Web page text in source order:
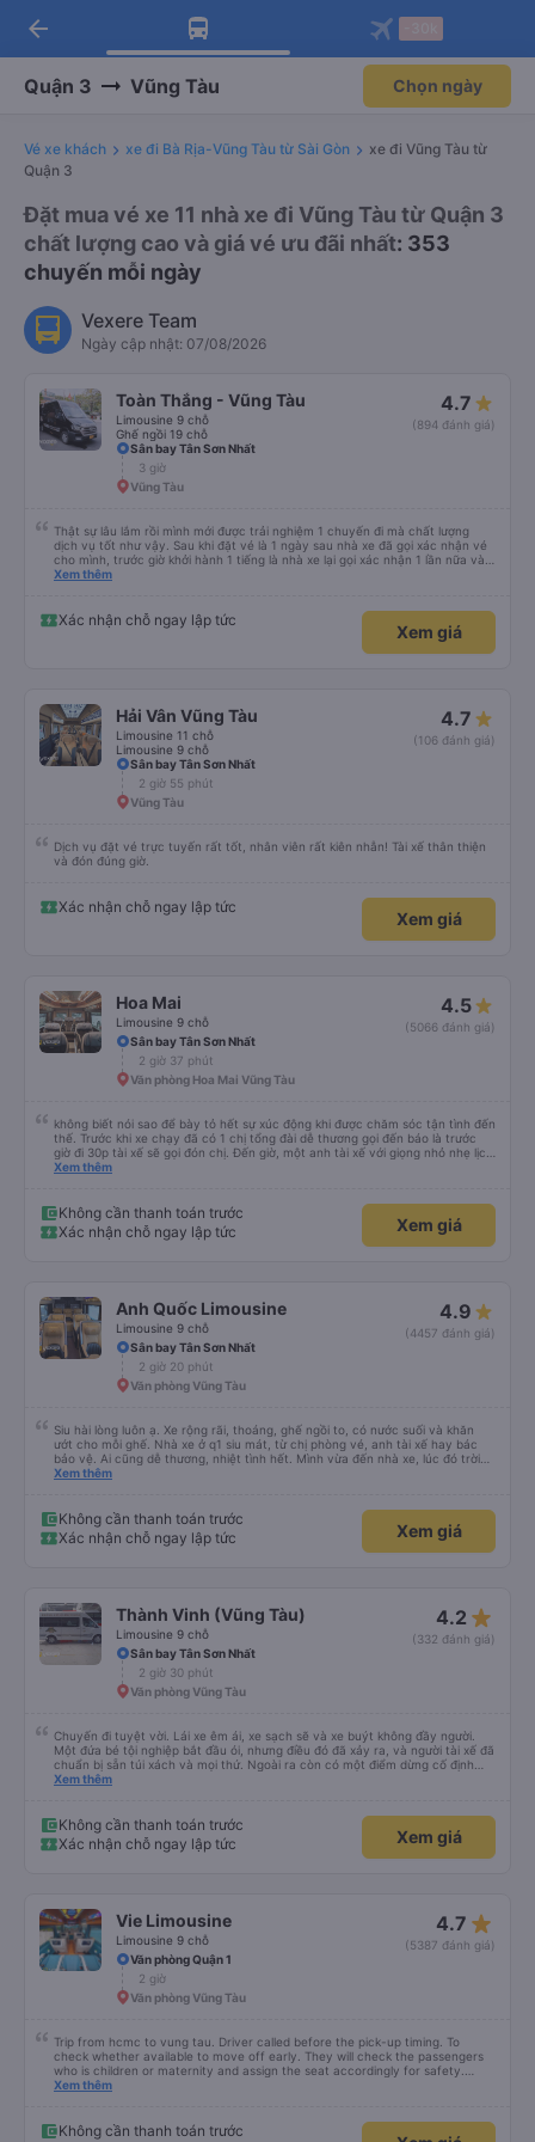
Tải app Vexere ngay!
Nhận ưu đãi thành viên độc
Mở app
Tải app Vexere
-30k/ghế khi đặt vé máy bay qua
Mở app
arrow_back
Quận 3 Vũng Tàu Chọn ngày
Vé xe khách xe đi Bà Rịa-Vũng Tàu từ Sài Gòn
xe đi Vũng Tàu từ
Quận 3
Đặt mua vé xe 11 nhà xe đi Vũng Tàu từ Quận 3
chất lượng cao và giá vé ưu đãi nhất: 353
chuyến mỗi ngày
Vexere Team
Ngày cập nhật: 07/08/2026
Toàn Thắng - Vũng Tàu
Limousine 9 chỗ
Ghế ngồi 19 chỗ
4.7
(894 đánh giá)
Sân bay Tân Sơn Nhất
3 giờ
Vũng Tàu
Thật sự lâu lắm rồi mình mới được trải nghiệm 1 chuyến đi mà chất lượng
dịch vụ tốt như vậy. Sau khi đặt vé là 1 ngày sau nhà xe đã gọi xác nhận vé
cho mình, trước giờ khởi hành 1 tiếng là nhà xe lại gọi xác nhận 1 lần nữa và
cung cấp số đt của bác tài và số xe. Dịch vụ tốt, xe sạch sẽ và bác tài chạy
Xem thêm
Xác nhận chỗ ngay lập tức
Xem giá
Hải Vân Vũng Tàu
Limousine 11 chỗ
Limousine 9 chỗ
4.7
(106 đánh giá)
Sân bay Tân Sơn Nhất
2 giờ 55 phút
Vũng Tàu
Dịch vụ đặt vé trực tuyến rất tốt, nhân viên rất kiên nhẫn! Tài xế thân thiện
và đón đúng giờ.
Xác nhận chỗ ngay lập tức
Xem giá
Hoa Mai
Limousine 9 chỗ
4.5
(5066 đánh giá)
Sân bay Tân Sơn Nhất
2 giờ 37 phút
Văn phòng Hoa Mai Vũng Tàu
không biết nói sao để bày tỏ hết sự xúc động khi được chăm sóc tận tình đến
thế. Trước khi xe chạy đã có 1 chị tổng đài dễ thương gọi đến báo là trước
giờ đi 30p tài xế sẽ gọi đón chị. Đến giờ, một anh tài xế với giọng nhỏ nhẹ lịch
sử hỏi: chị ở chỗ nào e đến đón. Tuy đường hơi đông nhưng anh tài xế vẫn
cũng với cái giọng nhỏ nhẹ đó đón khách, không như các xe khác mình từng
đi. Thiệc là ưng hết sức. Nhất định sẽ đi lại lần sau
Xem thêm
Không cần thanh toán trước
Xác nhận chỗ ngay lập tức
Xem giá
Anh Quốc Limousine
Limousine 9 chỗ
4.9
(4457 đánh giá)
Sân bay Tân Sơn Nhất
2 giờ 20 phút
Văn phòng Vũng Tàu
Siu hài lòng luôn ạ. Xe rộng rãi, thoáng, ghế ngồi to, có nước suối và khăn
ướt cho mỗi ghế. Nhà xe ở q1 siu mát, từ chị phòng vé, anh tài xế hay bác
bảo vệ. Ai cũng dễ thương, nhiệt tình hết. Mình vừa đến nhà xe, lúc đó trời
mưa, anh nhân viên lập tức bung dù che cho mình vào nhà xe ngồi chờ. Bác
phí và cũng không cần đổi xe để trung chuyển gì luôn. Sau khi đặt vé, nhà xe
sẽ gọi xác nhận, đến lúc gần xuất phát thì bên nhà xe cũng gọi nhắc nhở
mình lun. Rấc ưng ạ. Sẽ ủng hộ hãng mỗi lần mình có dịp đi Vùng Tàu ❤️❤️❤️
Xem thêm
Không cần thanh toán trước
Xác nhận chỗ ngay lập tức
Xem giá
Thành Vinh (Vũng Tàu)
Limousine 9 chỗ
4.2 star_rate
(332 đánh giá)
Sân bay Tân Sơn Nhất
2 giờ 30 phút
Văn phòng Vũng Tàu
Chuyến đi tuyệt vời. Lái xe êm ái, xe sạch sẽ và xe buýt không đầy người.
Một đứa bé tội nghiệp bắt đầu ói, nhưng điều đó đã xảy ra, và người tài xế đã
chuẩn bị sẵn túi xách và mọi thứ. Ngoài ra còn có một điểm dừng cố định
trên đường đến vubg tau
Xem thêm
Không cần thanh toán trước
Xác nhận chỗ ngay lập tức
Xem giá
Vie Limousine
Limousine 9 chỗ
4.7 star_rate
(5387 đánh giá)
Văn phòng Quận 1
2 giờ
Văn phòng Vũng Tàu
Trip from hcmc to vung tau. Driver called before the pick-up timing. To
check whether available to move off early. They will check the passengers
who is children or maternity and assign the seat accordingly for safety.
There are space to put your luggage. The charging port and LCD screen is
massage seat. One stop point for Toilet break available. You can choose the
Xem thêm
Không cần thanh toán trước